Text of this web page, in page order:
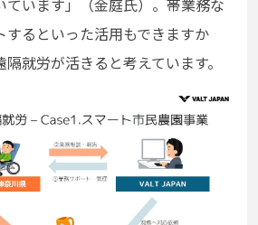
います」（金庭氏）。 帯業務な
するといった活用もできますか
就労が活きると考えています。